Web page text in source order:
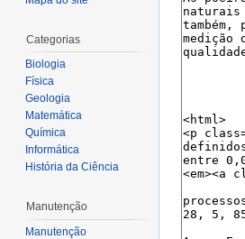
Categorias
Biologia
Física
Geologia
Matemática
Química
Informática
História da Ciência
Manutenção
Manutenção